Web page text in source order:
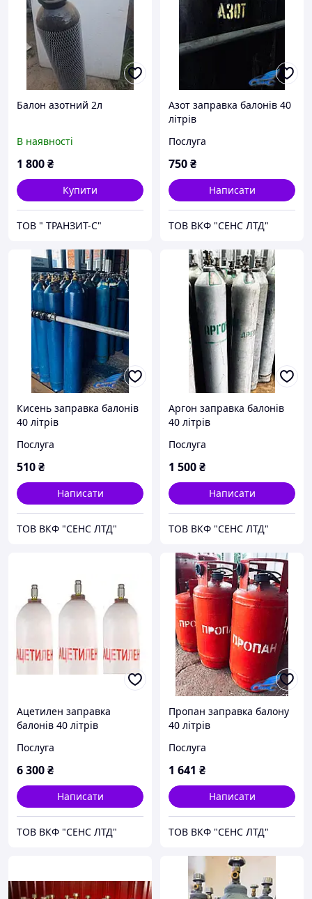
Балон азотний 2л
В наявності
1 800₴
Купити
ТОВ " ТРАНЗИТ-С"
Азот заправка балонів 40
літрів
Послуга
750₴
Написати
ТОВ ВКФ "СЕНС ЛТД"
Кисень заправка балонів
40 літрів
Послуга
510₴
Написати
ТОВ ВКФ "СЕНС ЛТД"
Аргон заправка балонів
40 літрів
Послуга
1 500₴
Написати
ТОВ ВКФ "СЕНС ЛТД"
Ацетилен заправка
балонів 40 літрів
Послуга
6 300₴
Написати
ТОВ ВКФ "СЕНС ЛТД"
Пропан заправка балону
40 літрів
Послуга
1 641 ₴
Написати
ТОВ ВКФ "СЕНС ЛТД"